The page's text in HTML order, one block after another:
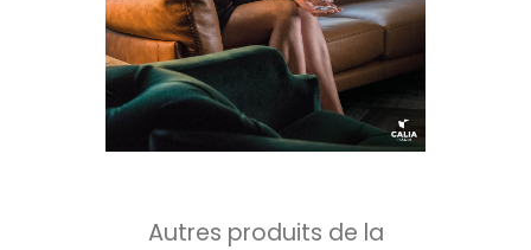
Autres produits de la